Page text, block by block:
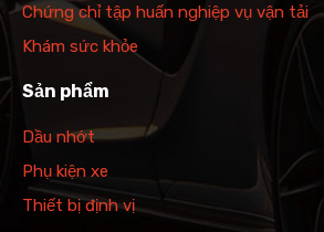
Chứng chỉ tập huấn nghiệp vụ vận tải
Khám sức khỏe
Sản phẩm
Dầu nhớt
Phụ kiện xe
Thiết bị định vị